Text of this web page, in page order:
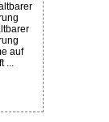
auf
...